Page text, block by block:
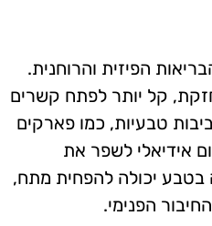
הפיזית והרוחנית.
קל יותר לפתח קשרים
טבעיות, כמו פארקים
אידיאלי לשפר את
בטבע יכולה להפחית מתח,
הפנימי.